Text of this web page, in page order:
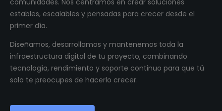
comunidades. Nos centramos en crear soluciones
estables, escalables y pensadas para crecer desde el
primer día.
Diseñamos, desarrollamos y mantenemos toda la
infraestructura digital de tu proyecto, combinando
tecnología, rendimiento y soporte continuo para que tú
solo te preocupes de hacerlo crecer.